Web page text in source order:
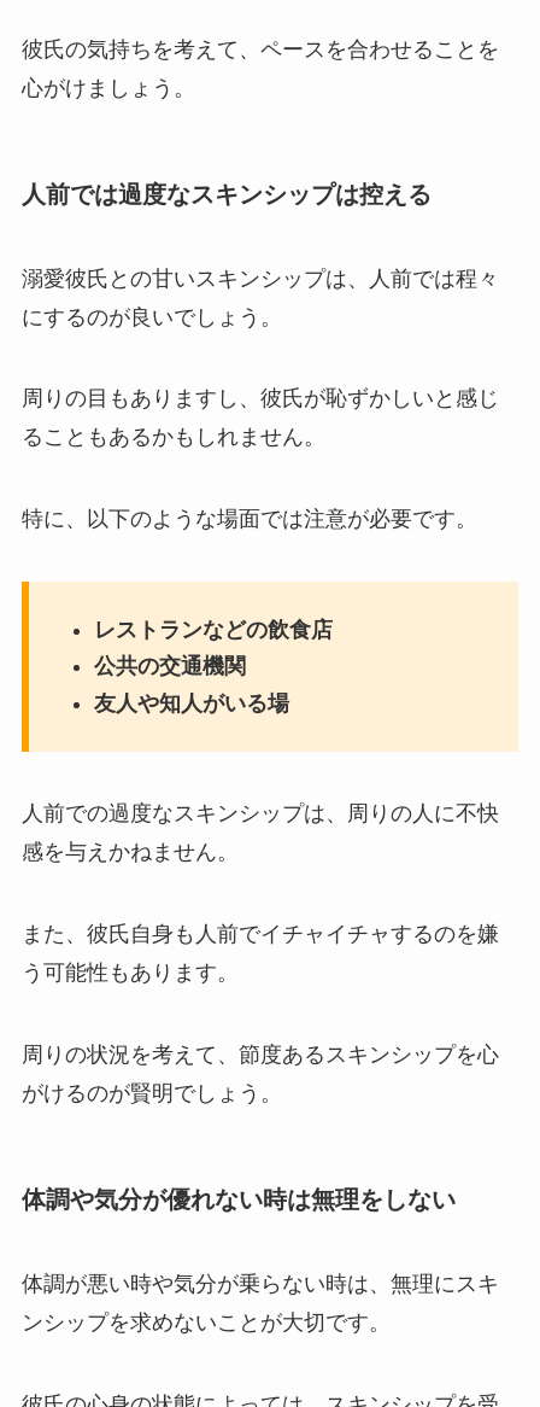
彼氏の気持ちを考えて、ペースを合わせることを
心がけましょう。
人前では過度なスキンシップは控える
溺愛彼氏との甘いスキンシップは、人前では程々
にするのが良いでしょう。
周りの目もありますし、彼氏が恥ずかしいと感じ
ることもあるかもしれません。
特に、以下のような場面では注意が必要です。
レストランなどの飲食店
公共の交通機関
友人や知人がいる場
人前での過度なスキンシップは、周りの人に不快
感を与えかねません。
また、彼氏自身も人前でイチャイチャするのを嫌
う可能性もあります。
周りの状況を考えて、節度あるスキンシップを心
がけるのが賢明でしょう。
体調や気分が優れない時は無理をしない
体調が悪い時や気分が乗らない時は、無理にスキ
ンシップを求めないことが大切です。